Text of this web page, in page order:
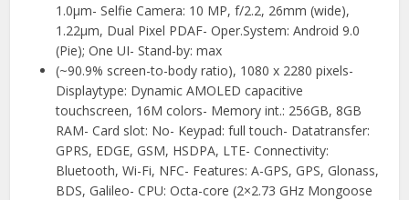
1.0µm- Selfie Camera: 10 MP, f/2.2, 26mm (wide),
1.22µm, Dual Pixel PDAF- Oper.System: Android 9.0
(Pie); One UI- Stand-by: max
(~90.9% screen-to-body ratio), 1080 x 2280 pixels-
Displaytype: Dynamic AMOLED capacitive
touchscreen, 16M colors- Memory int.: 256GB, 8GB
RAM- Card slot: No- Keypad: full touch- Datatransfer:
GPRS, EDGE, GSM, HSDPA, LTE- Connectivity:
Bluetooth, Wi-Fi, NFC- Features: A-GPS, GPS, Glonass,
BDS, Galileo- CPU: Octa-core (2×2.73 GHz Mongoose